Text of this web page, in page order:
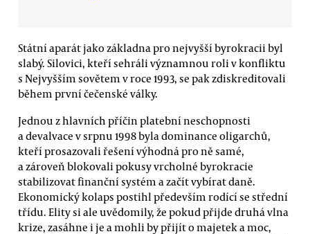
Státní aparát jako základna pro nejvyšší byrokracii byl
slabý. Silovici, kteří sehráli významnou roli v konfliktu
s Nejvyšším sovětem v roce 1993, se pak zdiskreditovali
během první čečenské války.
Jednou z hlavních příčin platební neschopnosti
a devalvace v srpnu 1998 byla dominance oligarchů,
kteří prosazovali řešení výhodná pro ně samé,
a zároveň blokovali pokusy vrcholné byrokracie
stabilizovat finanční systém a začít vybírat daně.
Ekonomický kolaps postihl především rodící se střední
třídu. Elity si ale uvědomily, že pokud přijde druhá vlna
krize, zasáhne i je a mohli by přijít o majetek a moc,